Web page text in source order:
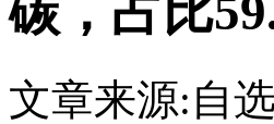
碳，占比
文章来源:自